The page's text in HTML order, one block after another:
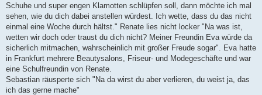
Schuhe und super engen Klamotten schlüpfen soll, dann möchte ich mal
sehen, wie du dich dabei anstellen würdest. Ich wette, dass du das nicht
einmal eine Woche durch hältst." Renate lies nicht locker "Na was ist,
wetten wir doch oder traust du dich nicht? Meiner Freundin Eva würde da
sicherlich mitmachen, wahrscheinlich mit großer Freude sogar". Eva hatte
in Frankfurt mehrere Beautysalons, Friseur- und Modegeschäfte und war
eine Schulfreundin von Renate.
Sebastian räusperte sich "Na da wirst du aber verlieren, du weist ja, das
ich das gerne mache"